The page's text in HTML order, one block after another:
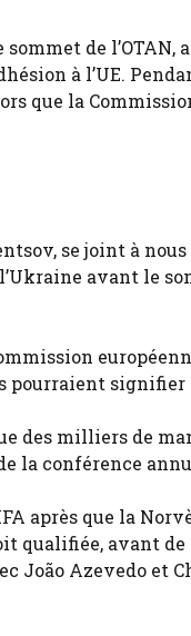
de l’OTAN,
à l’UE.
que la
se joint à
avant le
pourraient
des milliers de
la conférence
après que la
qualifiée, avant
João Azevedo et